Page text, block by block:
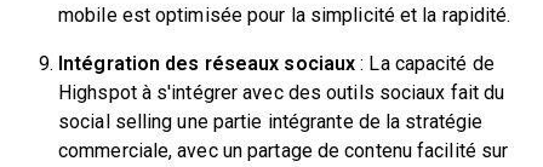
mobile est optimisée pour la simplicité et la rapidité.
Intégration des réseaux sociaux : La capacité de
Highspot à s'intégrer avec des outils sociaux fait du
social selling une partie intégrante de la stratégie
commerciale, avec un partage de contenu facilité sur